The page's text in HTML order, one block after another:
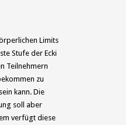
Limits
Stufe der Ecki
Teilnehmern
zu
kann. Die
soll aber
verfügt diese